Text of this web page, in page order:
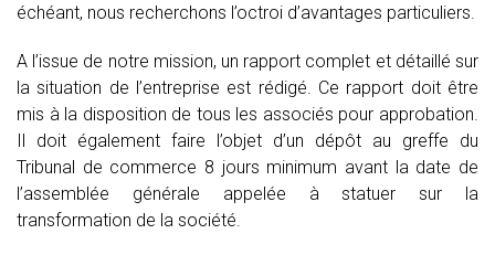
échéant, nous recherchons l’octroi d’avantages particuliers.
A l’issue de notre mission, un rapport complet et détaillé sur
la situation de l’entreprise est rédigé. Ce rapport doit être
mis à la disposition de tous les associés pour approbation.
Il doit également faire l’objet d’un dépôt au greffe du
Tribunal de commerce 8 jours minimum avant la date de
l’assemblée générale appelée à statuer sur la
transformation de la société.